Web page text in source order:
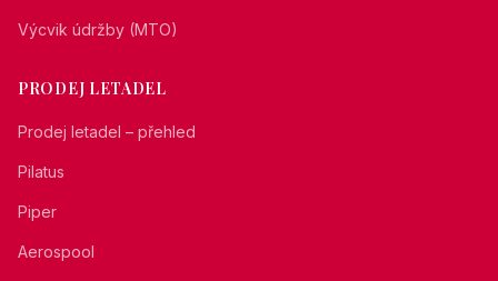
Výcvik údržby (MTO)
PRODEJ LETADEL
Prodej letadel – přehled
Pilatus
Piper
Aerospool